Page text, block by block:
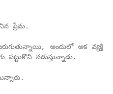
ప్రేమ.
అందులో అక వ్యక్తి
నడుస్తున్నాడు.